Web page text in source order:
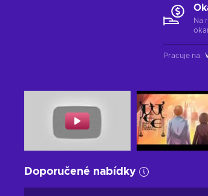
Na
Pracuje na:
Doporučené nabídky